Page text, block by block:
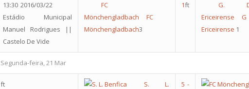
2016/03/22
13:30
Estádio Municipal
Manuel Rodrigues ||
Castelo De Vide
FC
Mönchengladbach
FC
Mönchengladbach3
1ft
G.
Ericeirense
Ericeirense 1
Segunda-feira, 21 Mar
ft
S. L.
5 -